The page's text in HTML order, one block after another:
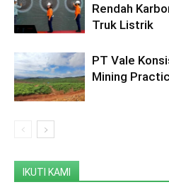
Rendah
Truk Listrik
PT Vale
Mining
IKUTI KAMI